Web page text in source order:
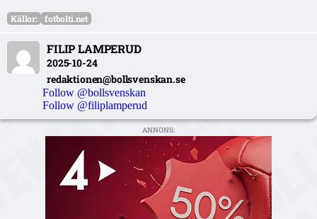
Källor: fotbolti.net
FILIP LAMPERUD
2025-10-24
redaktionen@bollsvenskan.se
Follow @bollsvenskan
Follow @filiplamperud
ANNONS: